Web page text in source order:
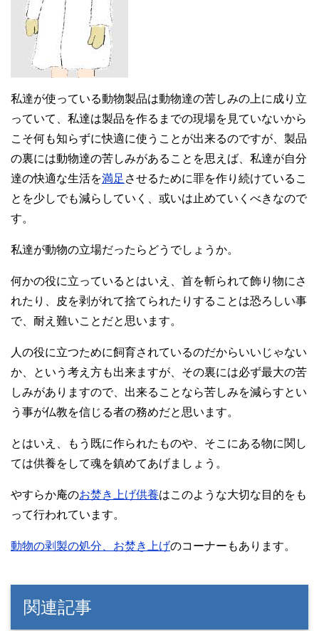
私達が使っている動物製品は動物達の苦しみの上に成り立
っていて、私達は製品を作るまでの現場を見ていないから
こそ何も知らずに快適に使うことが出来るのですが、製品
の裏には動物達の苦しみがあることを思えば、私達が自分
達の快適な生活を満足 させるために罪を作り続けているこ
とを少しでも減らしていく、或いは止めていくべきなので
す。
私達が動物の立場だったらどうでしょうか。
何かの役に立っているとはいえ、首を斬られて飾り物にさ
れたり、皮を剥がれて捨てられたりすることは恐ろしい事
で、耐え難いことだと思います。
人の役に立つために飼育されているのだからいいじゃない
か、という考え方も出来ますが、その裏には必ず最大の苦
しみがありますので、出来ることなら苦しみを減らすとい
う事が仏教を信じる者の務めだと思います。
とはいえ、もう既に作られたものや、そこにある物に関し
ては供養をして魂を鎮めてあげましょう。
やすらか庵のお焚き上げ供養はこのような大切な目的をも
って行われています。
動物の剥製の処分、お焚き上げのコーナーもあります。
関連記事